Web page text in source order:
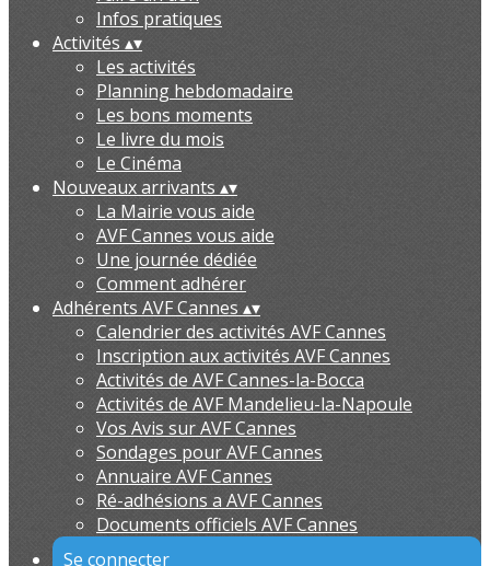
Infos pratiques
Activités ▴▾
Les activités
Planning hebdomadaire
Les bons moments
Le livre du mois
Le Cinéma
Nouveaux arrivants ▴▾
La Mairie vous aide
AVF Cannes vous aide
Une journée dédiée
Comment adhérer
Adhérents AVF Cannes ▴▾
Calendrier des activités AVF Cannes
Inscription aux activités AVF Cannes
Activités de AVF Cannes-la-Bocca
Activités de AVF Mandelieu-la-Napoule
Vos Avis sur AVF Cannes
Sondages pour AVF Cannes
Annuaire AVF Cannes
Ré-adhésions a AVF Cannes
Documents officiels AVF Cannes
Se connecter